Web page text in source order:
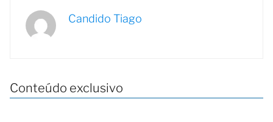
Candido Tiago
Conteúdo exclusivo